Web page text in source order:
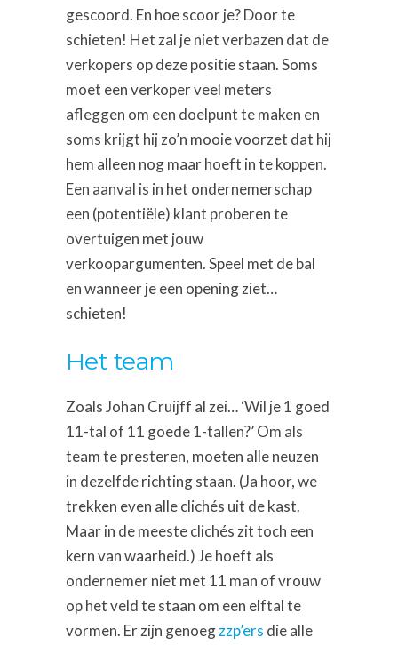
gescoord. En hoe scoor je? Door te
schieten! Het zal je niet verbazen dat de
verkopers op deze positie staan. Soms
moet een verkoper veel meters
afleggen om een doelpunt te maken en
soms krijgt hij zo’n mooie voorzet dat hij
hem alleen nog maar hoeft in te koppen.
Een aanval is in het ondernemerschap
een (potentiële) klant proberen te
overtuigen met jouw
verkoopargumenten. Speel met de bal
en wanneer je een opening ziet…
schieten!
Het team
Zoals Johan Cruijff al zei… ‘Wil je 1 goed
11-tal of 11 goede 1-tallen?’ Om als
team te presteren, moeten alle neuzen
in dezelfde richting staan. (Ja hoor, we
trekken even alle clichés uit de kast.
Maar in de meeste clichés zit toch een
kern van waarheid.) Je hoeft als
ondernemer niet met 11 man of vrouw
op het veld te staan om een elftal te
vormen. Er zijn genoegzzp’ers die alle